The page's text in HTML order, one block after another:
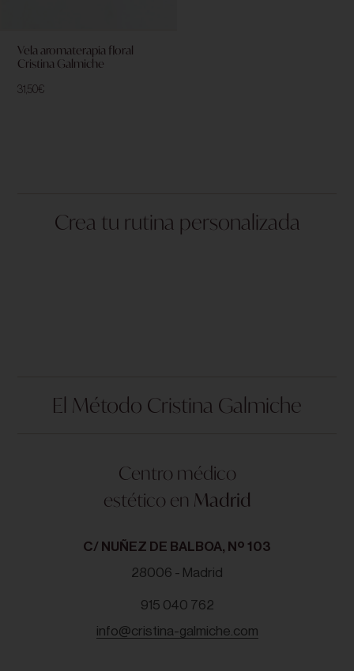
Vela aromaterapia floral
Cristina Galmiche
31,50€
Crea tu rutina personalizada
El Método Cristina Galmiche
Centro médico
estético en Madrid
C/ NUÑEZ DE BALBOA, Nº 103
28006 - Madrid
915 040 762
info@cristina-galmiche.com